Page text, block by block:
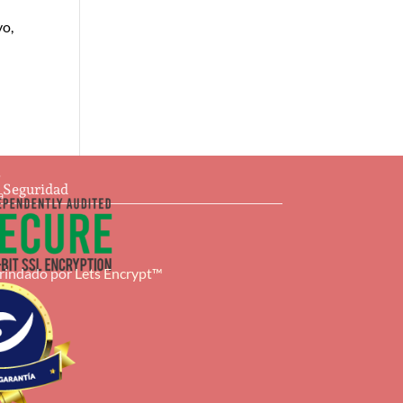
porLets Encrypt™